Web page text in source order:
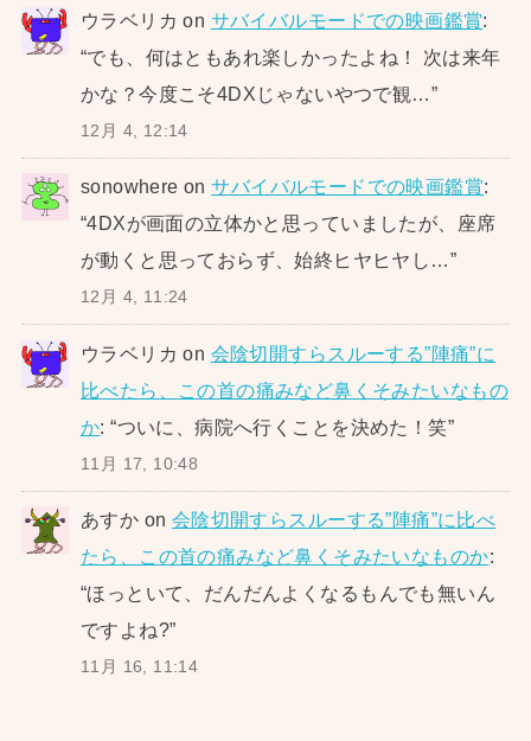
ウラベリカ on サバイバルモードでの映画鑑賞:
“でも、何はともあれ楽しかったよね！ 次は来年
かな？今度こそ4DXじゃないやつで観…”
12月 4, 12:14
sonowhere onサバイバルモードでの映画鑑賞:
“4DXが画面の立体かと思っていましたが、座席
が動くと思っておらず、始終ヒヤヒヤし…”
12月 4, 11:24
ウラベリカ on 会陰切開すらスルーする”陣痛”に
比べたら、この首の痛みなど鼻くそみたいなもの
か: “ついに、病院へ行くことを決めた！笑”
11月 17, 10:48
あすか on 会陰切開すらスルーする”陣痛”に比べ
たら、この首の痛みなど鼻くそみたいなものか:
“ほっといて、だんだんよくなるもんでも無いん
ですよね?”
11月 16, 11:14